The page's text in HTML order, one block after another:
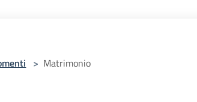
> Matrimonio